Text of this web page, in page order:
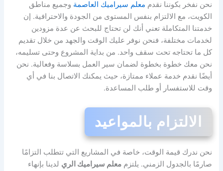
نحن نفخر بكوننا نقدم معلم سيراميك العاصمة وجميع مناطق
الكويت، مع الالتزام بنفس المستوى من الجودة والاحترافية. إن
خدمتنا المتكاملة تعني أنك لن تحتاج للبحث عن عدة مزودين
لخدمات مختلفة، فنحن نوفر عليك الوقت والجهد من خلال تقديم
كل ما تحتاجه تحت سقف واحد. من بداية المشروع وحتى تسليمه،
نحن معك خطوة بخطوة لضمان سير العمل بسلاسة وفعالية. نحن
أيضًا نقدم خدمة عملاء ممتازة، حيث يمكنك الاتصال بنا في أي
وقت للاستفسار أو طلب المساعدة.
الالتزام بالمواعيد
نحن ندرك قيمة الوقت، خاصة في المشاريع التي تتطلب التزامًا
صارمًا بالجدول الزمني. يلتزممعلم سيراميك الري لدينا بإنهاء